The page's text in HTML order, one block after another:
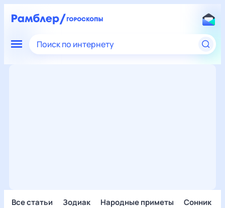
Поиск по интернету
Все статьи Зодиак Народные приметы Сонник